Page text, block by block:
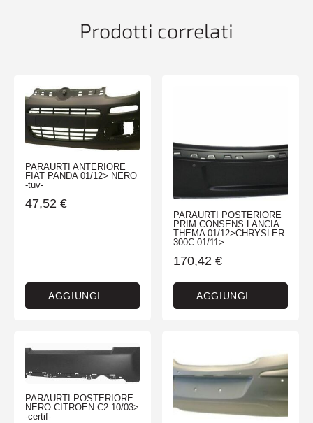
Prodotti correlati
PARAURTI ANTERIORE
FIAT PANDA 01/12> NERO
-tuv-
47,52 €
AGGIUNGI
PARAURTI POSTERIORE
PRIM CONSENS LANCIA
THEMA 01/12>CHRYSLER
300C 01/11>
170,42 €
AGGIUNGI
PARAURTI POSTERIORE
NERO CITROEN C2 10/03>
-certif-